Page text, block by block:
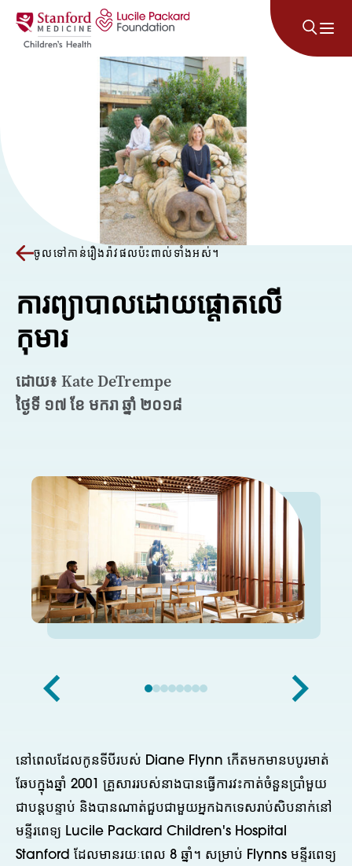
រំលងទៅមាតិកា
ចូលទៅកាន់រឿងរ៉ាវផលប៉ះពាល់ទាំងអស់។
ការ​ព្យាបាល​ដោយ​ផ្តោត​លើ​
កុមារ
ដោយ៖ Kate DeTrempe
ថ្ងៃទី ១៧ ខែ មករា ឆ្នាំ ២០១៨
នៅពេលដែលកូនទីបីរបស់ Diane Flynn កើតមកមានបបូរមាត់
ឆែបក្នុងឆ្នាំ 2001 គ្រួសាររបស់នាងបានធ្វើការវះកាត់ចំនួនប្រាំមួយ
ជាបន្តបន្ទាប់ និងបានណាត់ជួបជាមួយអ្នកឯកទេសរាប់សិបនាក់នៅ
មន្ទីរពេទ្យ Lucile Packard Children's Hospital
Stanford ដែលមានរយៈពេល 8 ឆ្នាំ។ សម្រាប់ Flynns មន្ទីរពេទ្យ